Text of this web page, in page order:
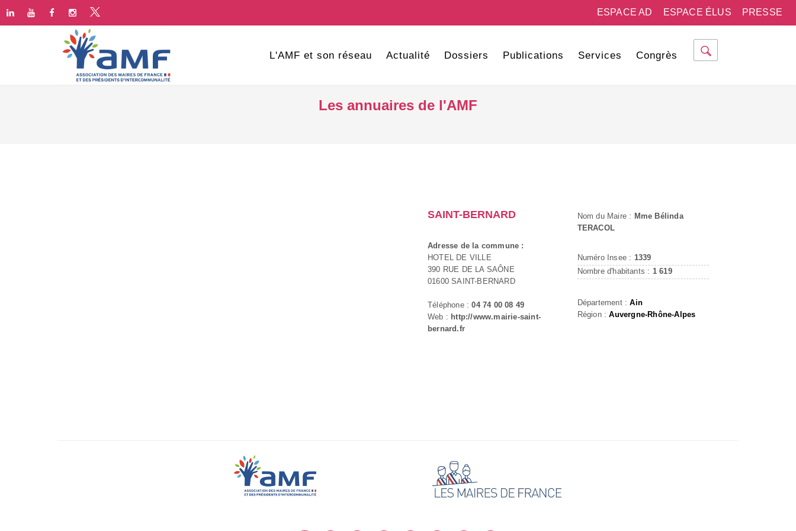
PRESSE
ESPACE ÉLUS
ESPACE AD
L'AMF et son réseau Actualité Dossiers Publications Services Congrès
Les annuaires de l'AMF
SAINT-BERNARD
Adresse de la commune :
HOTEL DE VILLE
390 RUE DE LA SAÔNE
01600 SAINT-BERNARD
Téléphone :04 74 00 08 49
Web : http://www.mairie-saint-
bernard.fr
Nom du Maire : Mme Bélinda
TERACOL
Numéro Insee : 1339
Nombre d'habitants : 1 619
Département :Ain
Région :Auvergne-Rhône-Alpes